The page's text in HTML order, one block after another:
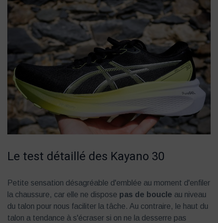
Le test détaillé des Kayano 30
Petite sensation désagréable d'emblée au moment d'enfiler
la chaussure, car elle ne dispose pas de boucle au niveau
du talon pour nous faciliter la tâche. Au contraire, le haut du
talon a tendance à s'écraser si on ne la desserre pas